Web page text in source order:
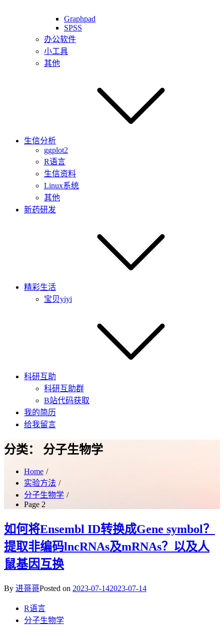
Graphpad
SPSS
办公软件
小工具
其他
生信分析
ggplot2
R语言
生信资料
Linux系统
其他
新药研发
精彩生活
宝贝yiyi
科研互助
科研互助群
B站代码获取
我的简历
给我留言
分类： 分子生物学
Home
实验方法
分子生物学
Page 2
如何将Ensembl ID转换成Gene symbol？
提取非编码lncRNAs及mRNAs？以及人
鼠基因互换
By 进哥哥Posted on 2023-07-142023-07-14
R语言
分子生物学